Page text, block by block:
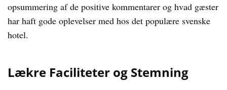
opsummering af de positive kommentarer og hvad gæster
har haft gode oplevelser med hos det populære svenske
hotel.
Lækre Faciliteter og Stemning